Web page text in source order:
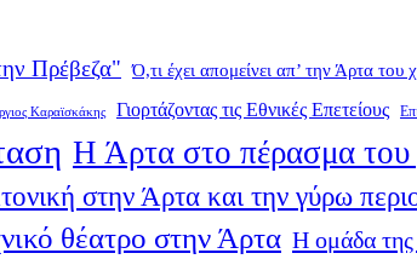
Πρέβεζα" Ό,τι έχει απομείνει απ’ την Άρτα του
Καραϊσκάκης Γιορτάζοντας τις Εθνικές Επετείους
Η Άρτα στο πέρασμα του
στην Άρτα και την γύρω
θέατρο στην Άρτα Η ομάδα